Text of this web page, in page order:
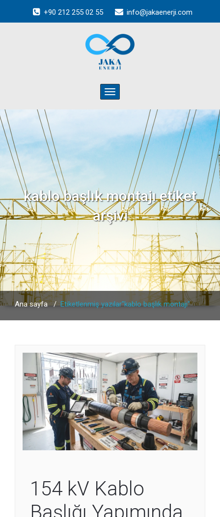
+90 212 255 02 55 info@jakaenerji.com
Toggle
navigation
kablo başlık montajıetiket
arşivi
Ana sayfa/Etiketlenmiş yazılar"kablo başlık montajı"
154 kV Kablo